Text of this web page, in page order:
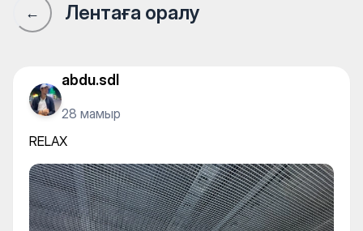
← Лентаға оралу
abdu.sdl
28 мамыр
RELAX